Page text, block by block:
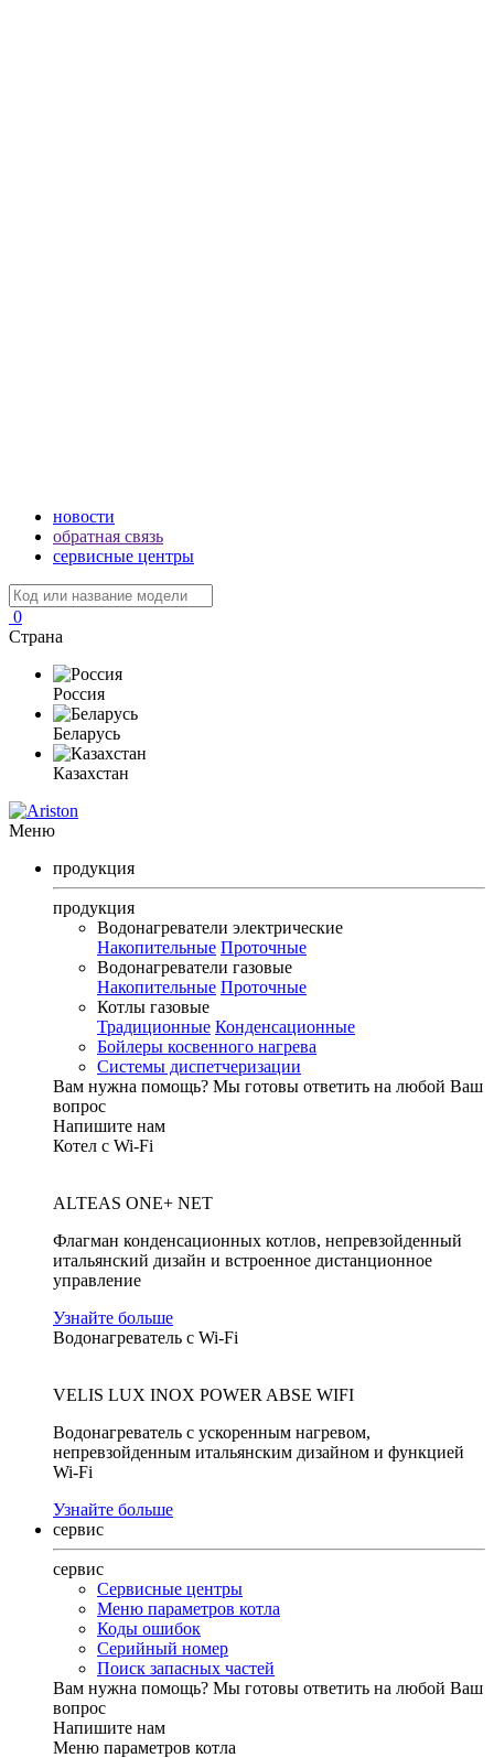
новости
обратная связь
сервисные центры
0
Страна
Россия
Беларусь
Казахстан
Меню
продукция
продукция
Водонагреватели электрические
Накопительные Проточные
Водонагреватели газовые
Накопительные Проточные
Котлы газовые
Традиционные Конденсационные
Бойлеры косвенного нагрева
Системы диспетчеризации
Вам нужна помощь? Мы готовы ответить на любой Ваш
вопрос
Напишите нам
Котел с Wi-Fi
ALTEAS ONE+ NET
Флагман конденсационных котлов, непревзойденный
итальянский дизайн и встроенное дистанционное
управление
Узнайте больше
Водонагреватель с Wi-Fi
VELIS LUX INOX POWER ABSE WIFI
Водонагреватель с ускоренным нагревом,
непревзойденным итальянским дизайном и функцией
Wi-Fi
Узнайте больше
сервис
сервис
Сервисные центры
Меню параметров котла
Коды ошибок
Серийный номер
Поиск запасных частей
Вам нужна помощь? Мы готовы ответить на любой Ваш
вопрос
Напишите нам
Меню параметров котла